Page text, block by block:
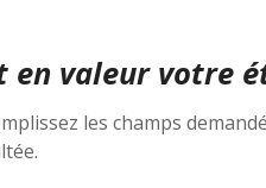
en valeur votre
les champs